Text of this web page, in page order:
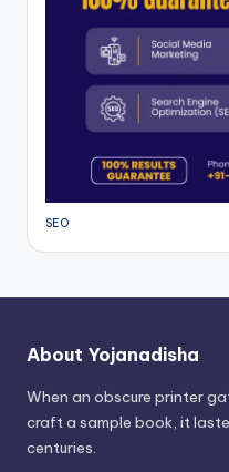
SEO
About Yojanadisha
When an obscure printer
craft a sample book, it
centuries.